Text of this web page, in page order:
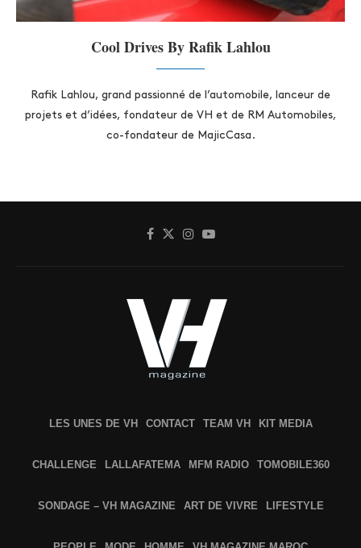
Cool Drives By Rafik Lahlou
Rafik Lahlou, grand passionné de l’automobile, lanceur de
projets et d’idées, fondateur de VH et de RM Automobiles,
co-fondateur de MajicCasa.
LES UNES DE VH CONTACT TEAM VH KIT MEDIA
CHALLENGE LALLAFATEMA MFM RADIO TOMOBILE360
SONDAGE – VH MAGAZINE ART DE VIVRE LIFESTYLE